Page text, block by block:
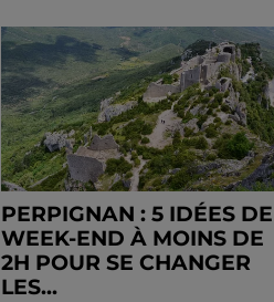
PERPIGNAN : 5 IDÉES DE
WEEK-END À MOINS DE
2H POUR SE CHANGER
LES...